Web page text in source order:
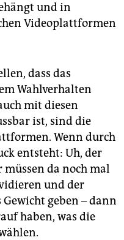
und in
Videoplattformen
dass das
Wahlverhalten
mit diesen
ist, sind die
Wenn durch
entsteht: Uh, der
da noch mal
und der
geben – dann
haben, was die